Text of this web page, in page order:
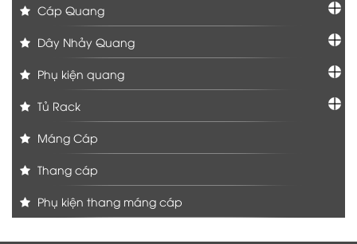
Cáp Quang
Dây Nhảy Quang
Phụ kiện quang
Tủ Rack
Máng Cáp
Thang cáp
Phụ kiện thang máng cáp